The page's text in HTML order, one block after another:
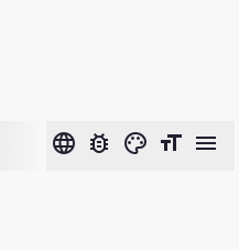
language bug_report color_lens format_size menu